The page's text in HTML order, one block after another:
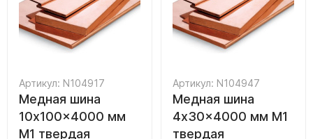
Артикул: N104917
Медная шина
10x100x4000 мм
М1 твердая
Артикул: N104947
Медная шина
4x30x4000 мм М1
твердая